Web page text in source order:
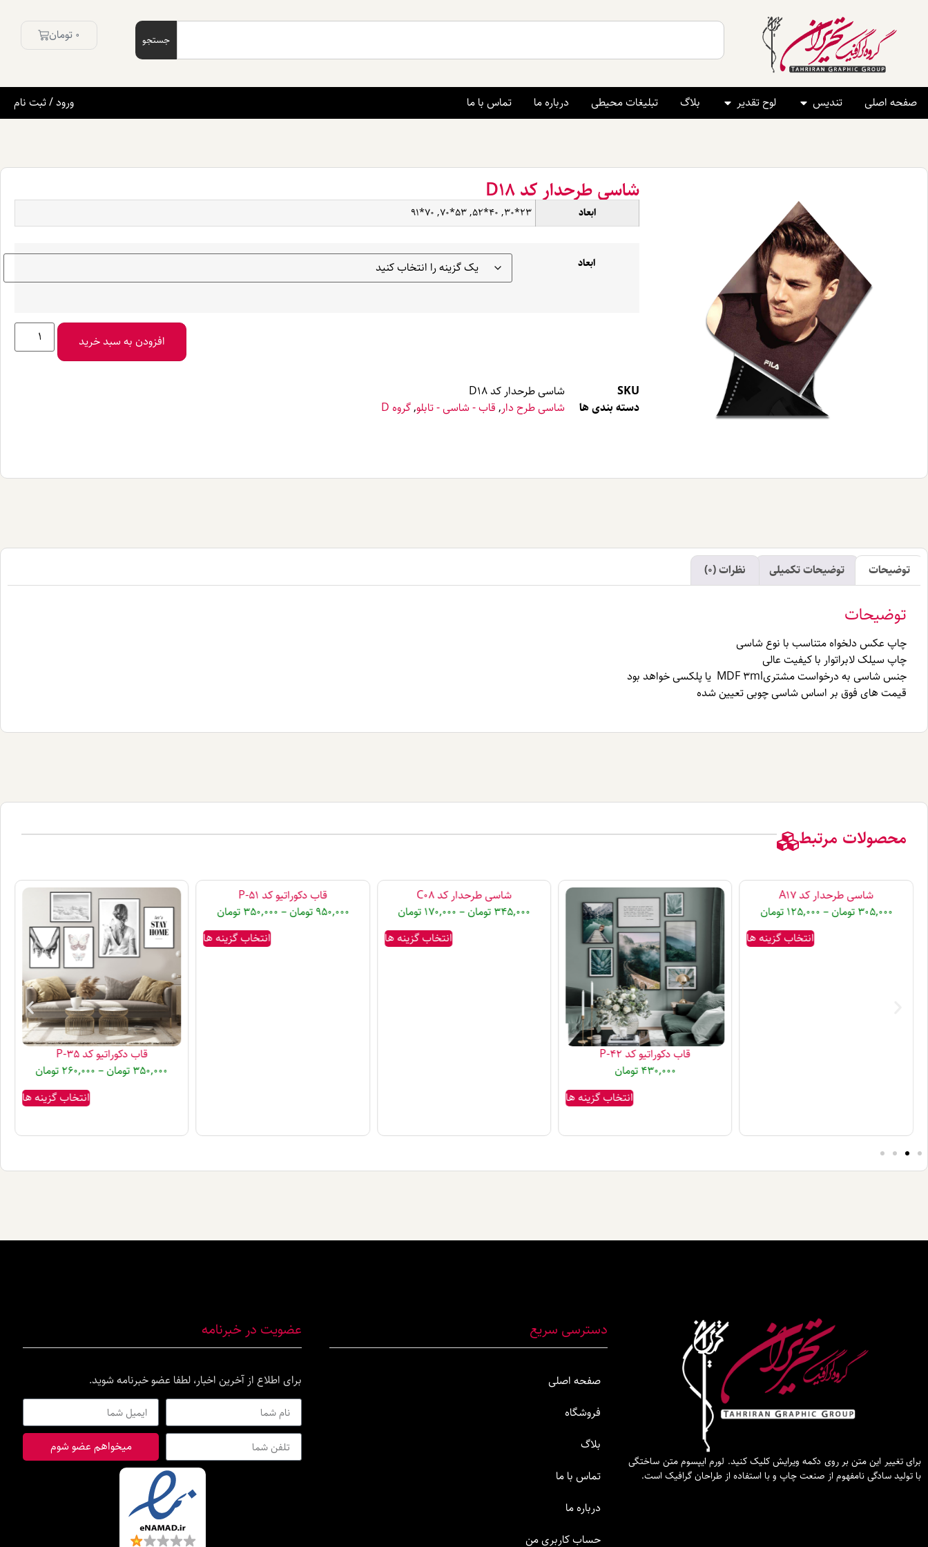
جستجو 0 تومان
صفحه اصلی تندیس لوح تقدیر بلاگ تبلیغات محیطی درباره ما تماس با ما ورود / ثبت نام
شاسی طرحدار کد D18
ابعاد 23*30, 40*52, 53*70, 70*91
ابعاد
افزودن به سبد خرید
SKU
شاسی طرحدار کد D18
دسته بندی ها
شاسی طرح دار, قاب - شاسی - تابلو,گروه D
توضیحات توضیحات تکمیلی نظرات (0)
توضیحات
چاپ عکس دلخواه متناسب با نوع شاسی
چاپ سیلک لابراتوار با کیفیت عالی
جنس شاسی به درخواست مشتریMDF 3ml یا پلکسی خواهد بود
قیمت های فوق بر اساس شاسی چوبی تعیین شده
محصولات مرتبط
شاسی طرحدار کد A17
305,000 تومان –
125,000 تومان
انتخاب گزینه ها
قاب دکوراتیو کد P-42
430,000 تومان
انتخاب گزینه ها
شاسی طرحدار کد C08
345,000 تومان –
170,000 تومان
انتخاب گزینه ها
قاب دکوراتیو کد P-51
950,000 تومان –
350,000 تومان
انتخاب گزینه ها
قاب دکوراتیو کد P-35
350,000 تومان –
260,000 تومان
انتخاب گزینه ها
برای تغییر این متن بر روی دکمه ویرایش کلیک کنید. لورم ایپسوم متن ساختگی
با تولید سادگی نامفهوم از صنعت چاپ و با استفاده از طراحان گرافیک است.
دسترسی سریع
صفحه اصلی
فروشگاه
بلاگ
تماس با ما
درباره ما
حساب کاربری من
عضویت در خبرنامه
برای اطلاع از آخرین اخبار، لطفا عضو خبرنامه شوید.
میخواهم عضو شوم